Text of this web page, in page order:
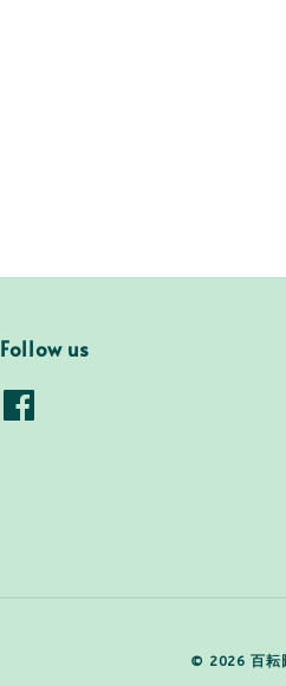
Follow us
© 2026 百耘